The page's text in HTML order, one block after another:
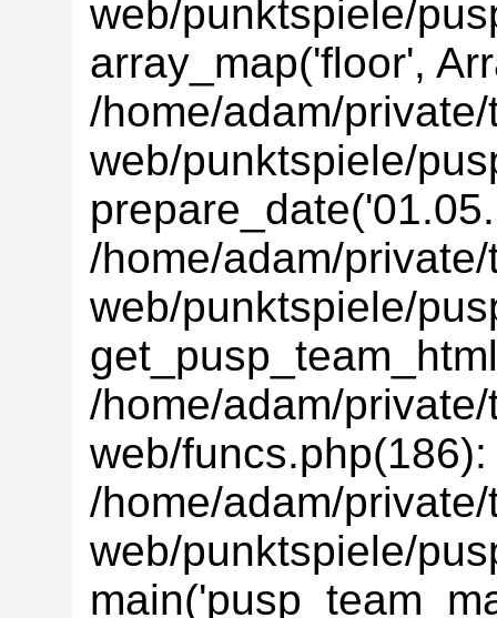
web/punktspiele/
array_map('floor',
/home/adam/
web/punktspiele/
/home/adam/
web/punktspiele/
/home/adam/
web/
/home/adam/
web/punktspiele/